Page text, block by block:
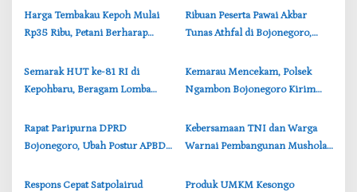
i
o
s
Harga Tembakau Kepoh Mulai
Rp35 Ribu, Petani Berharap
‎Ribuan Peserta Pawai Akbar
Tunas Athfal di Bojonegoro,
Anak
Semarak HUT ke-81 RI di
Kepohbaru, Beragam Lomba
‎Kemarau Mencekam, Polsek
Ngambon Bojonegoro Kirim
Bondol
‎Rapat Paripurna DPRD
Bojonegoro, Ubah Postur APBD
Rp6,250 Triliun
‎Kebersamaan TNI dan Warga
Warnai Pembangunan Mushola
Bojonegoro-Lamongan
‎Respons Cepat Satpolairud
‎Produk UMKM Kesongo